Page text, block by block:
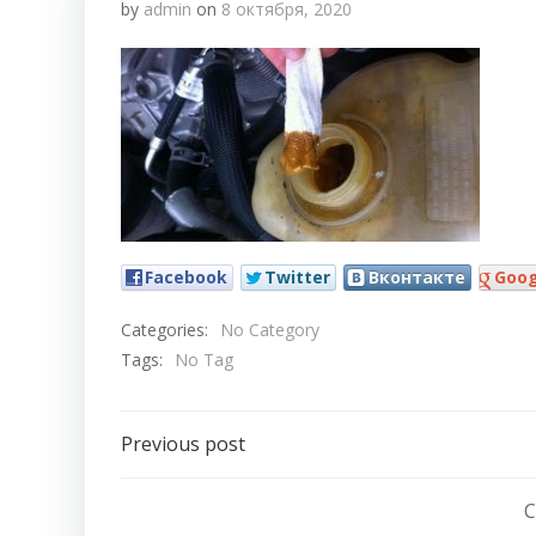
by admin on 8 октября, 2020
Facebook Twitter Вконтакте
Categories:
No Category
Tags:
No Tag
Навигация
Previous post